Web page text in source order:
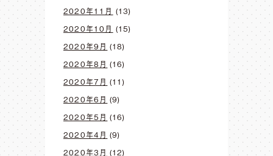
2020年11月 (13)
2020年10月 (15)
2020年9月 (18)
2020年8月 (16)
2020年7月 (11)
2020年6月 (9)
2020年5月 (16)
2020年4月 (9)
2020年3月 (12)